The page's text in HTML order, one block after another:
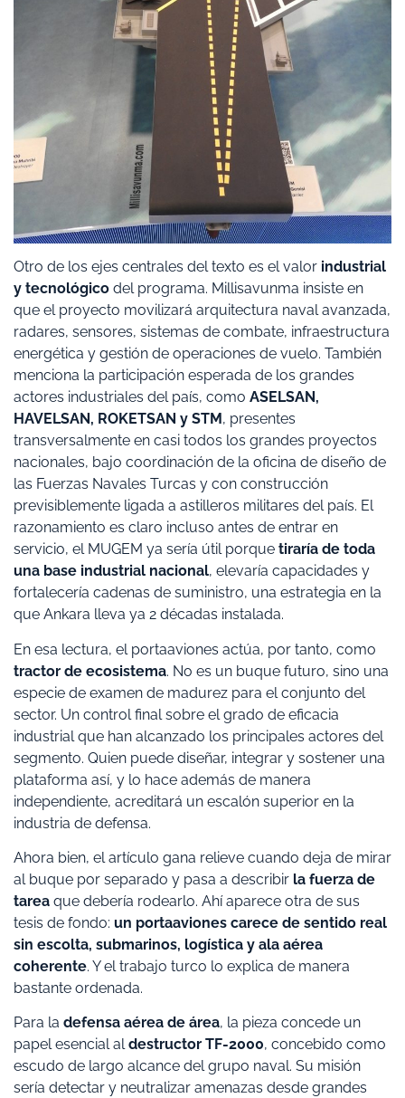
Otro de los ejes centrales del texto es el valor industrial
y tecnológico del programa. Millisavunma insiste en
que el proyecto movilizará arquitectura naval avanzada,
radares, sensores, sistemas de combate, infraestructura
energética y gestión de operaciones de vuelo. También
menciona la participación esperada de los grandes
actores industriales del país, como ASELSAN,
HAVELSAN, ROKETSAN y STM, presentes
transversalmente en casi todos los grandes proyectos
nacionales, bajo coordinación de la oficina de diseño de
las Fuerzas Navales Turcas y con construcción
previsiblemente ligada a astilleros militares del país. El
razonamiento es claro incluso antes de entrar en
servicio, el MUGEM ya sería útil porque tiraría de toda
una base industrial nacional, elevaría capacidades y
fortalecería cadenas de suministro, una estrategia en la
que Ankara lleva ya 2 décadas instalada.
En esa lectura, el portaaviones actúa, por tanto, como
tractor de ecosistema. No es un buque futuro, sino una
especie de examen de madurez para el conjunto del
sector. Un control final sobre el grado de eficacia
industrial que han alcanzado los principales actores del
segmento. Quien puede diseñar, integrar y sostener una
plataforma así, y lo hace además de manera
independiente, acreditará un escalón superior en la
industria de defensa.
Ahora bien, el artículo gana relieve cuando deja de mirar
al buque por separado y pasa a describir la fuerza de
tarea que debería rodearlo. Ahí aparece otra de sus
tesis de fondo: un portaaviones carece de sentido real
sin escolta, submarinos, logística y ala aérea
coherente. Y el trabajo turco lo explica de manera
bastante ordenada.
Para la defensa aérea de área, la pieza concede un
papel esencial aldestructor TF-2000, concebido como
escudo de largo alcance del grupo naval. Su misión
sería detectar y neutralizar amenazas desde grandes